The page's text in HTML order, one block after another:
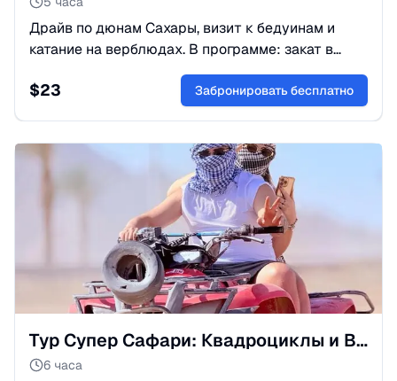
Драйв по дюнам Сахары, визит к бедуинам и
катание на верблюдах. В программе: закат в
пустыне, ужин и восточное шоу под звездами.
Лучшее приключение в Египте!
$23 Забронировать бесплатно
Тур Супер Сафари: Квадроциклы и Вечернее Шоу
6 часа